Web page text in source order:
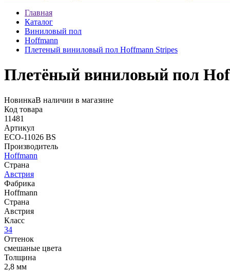
Главная
Каталог
Виниловый пол
Hoffmann
Плетеный виниловый пол Hoffmann Stripes
Плетёный виниловый пол
НовинкаВ наличии в магазине
Код товара
11481
Артикул
ECO-11026 BS
Производитель
Hoffmann
Страна
Австрия
Фабрика
Hoffmann
Страна
Австрия
Класс
34
Оттенок
смешаные цвета
Толщина
2,8 мм